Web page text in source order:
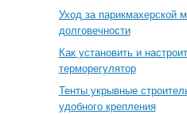
Уход за парикмахерской
долговечности
Как установить и
терморегулятор
Тенты укрывные
удобного крепления